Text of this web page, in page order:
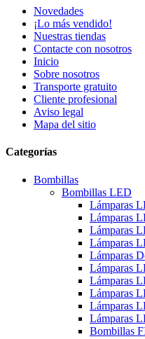
Novedades
¡Lo más vendido!
Nuestras tiendas
Contacte con nosotros
Inicio
Sobre nosotros
Transporte gratuito
Cliente profesional
Aviso legal
Mapa del sitio
Categorías
Bombillas
Bombillas LED
Lámparas
Lámparas
Lámparas
Lámparas
Lámparas
Lámparas
Lámparas
Lámparas
Lámparas
Lámparas
Bombillas